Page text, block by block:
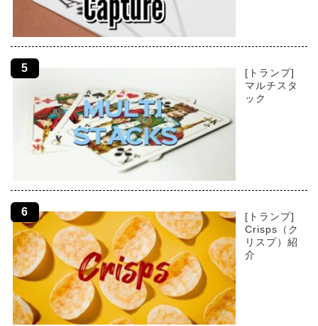
[トランプ]
マルチスタ
ック
[トランプ]
Crisps（ク
リスプ）紹
介